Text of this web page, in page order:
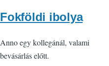
Fokföldi ibolya
Anno egy kollegánál, valami
bevásárlás előtt.